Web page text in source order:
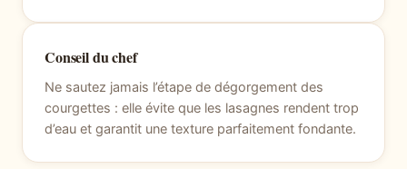
Conseil du chef
Ne sautez jamais l’étape de dégorgement des
courgettes : elle évite que les lasagnes rendent trop
d’eau et garantit une texture parfaitement fondante.